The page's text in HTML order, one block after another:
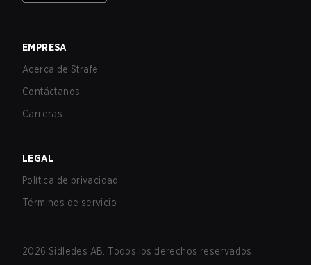
EMPRESA
Acerca de Strafe
Contáctanos
Carreras
LEGAL
Política de privacidad
Términos de servicio
2026 Sidledes AB. Todos los derechos reservados.